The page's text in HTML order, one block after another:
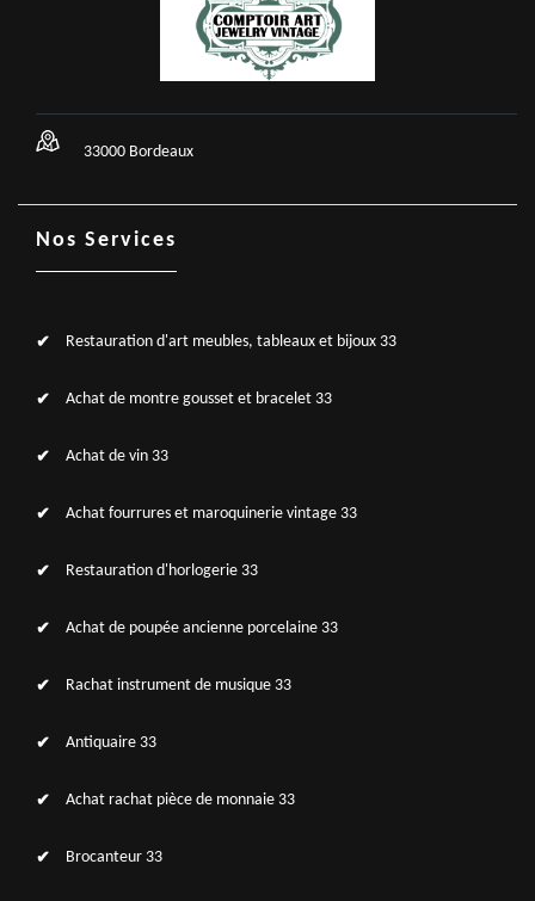
33000 Bordeaux
Nos Services
Restauration d'art meubles, tableaux et bijoux 33
Achat de montre gousset et bracelet 33
Achat de vin 33
Achat fourrures et maroquinerie vintage 33
Restauration d'horlogerie 33
Achat de poupée ancienne porcelaine 33
Rachat instrument de musique 33
Antiquaire 33
Achat rachat pièce de monnaie 33
Brocanteur 33